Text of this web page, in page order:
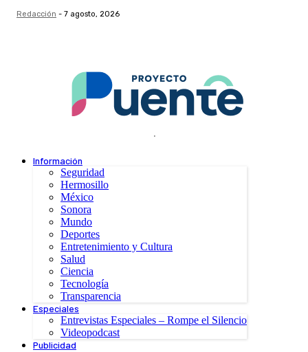
Redacción - 7 agosto, 2026
.
Información
Seguridad
Hermosillo
México
Sonora
Mundo
Deportes
Entretenimiento y Cultura
Salud
Ciencia
Tecnología
Transparencia
Especiales
Entrevistas Especiales – Rompe el Silencio
Videopodcast
Publicidad